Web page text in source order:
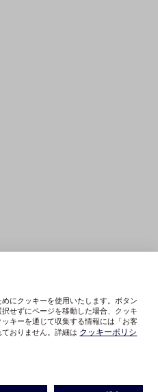
にクッキーを使用いたします。ボタン
せずにページを移動した場合、クッキ
キーを通じて収集する情報には「お客
おりません。詳細は クッキーポリシ